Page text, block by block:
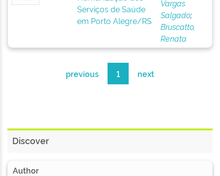
Serviços de Saúde
em Porto Alegre/RS
Vargas
Salgado;
Bruscatto,
Renata
previous 1 next
Discover
Author